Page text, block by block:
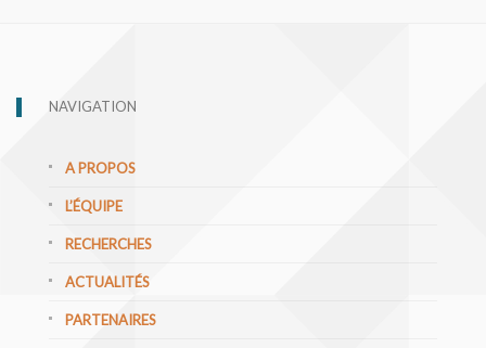
NAVIGATION
A PROPOS
L’ÉQUIPE
RECHERCHES
ACTUALITÉS
PARTENAIRES